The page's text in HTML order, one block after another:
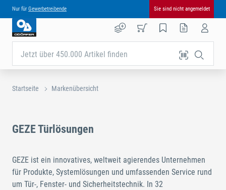
Nur für Gewerbetreibende Sie sind nicht angemeldet
Jetzt über 450.000 Artikel finden
Startseite Markenübersicht
GEZE Türlösungen
GEZE ist ein innovatives, weltweit agierendes Unternehmen
für Produkte, Systemlösungen und umfassenden Service rund
um Tür-, Fenster- und Sicherheitstechnik. In 32